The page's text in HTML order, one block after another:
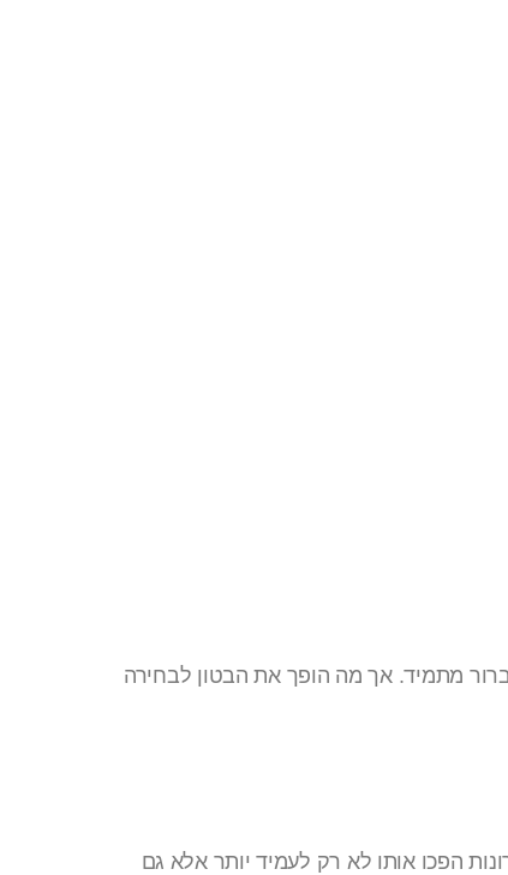
מתמיד. אך מה הופך את הבטון לבחירה
הפכו אותו לא רק לעמיד יותר אלא גם